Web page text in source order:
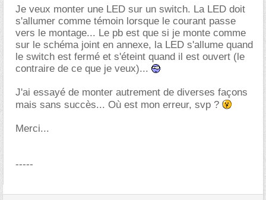
Je veux monter une LED sur un switch. La LED doit
s'allumer comme témoin lorsque le courant passe
vers le montage... Le pb est que si je monte comme
sur le schéma joint en annexe, la LED s'allume quand
le switch est fermé et s'éteint quand il est ouvert (le
contraire de ce que je veux)...
J'ai essayé de monter autrement de diverses façons
mais sans succès... Où est mon erreur, svp ?
Merci...
-----